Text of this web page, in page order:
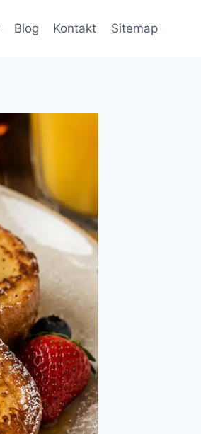
Blog Kontakt Sitemap